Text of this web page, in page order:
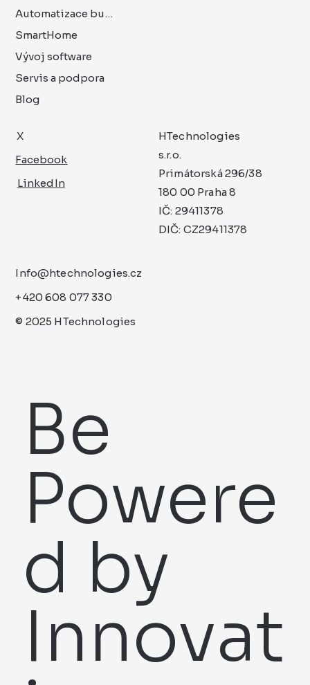
Be
Powere
d by
Innovat
Automatizace budov
SmartHome
Vývoj software
Servis a podpora
Blog
Facebook
LinkedIn
X
HTechnologies
s.r.o.
Primátorská 296/38
180 00 Praha 8
IČ: 29411378
DIČ: CZ29411378
Info@htechnologies.cz
+420 608 077 330
© 2025 HTechnologies